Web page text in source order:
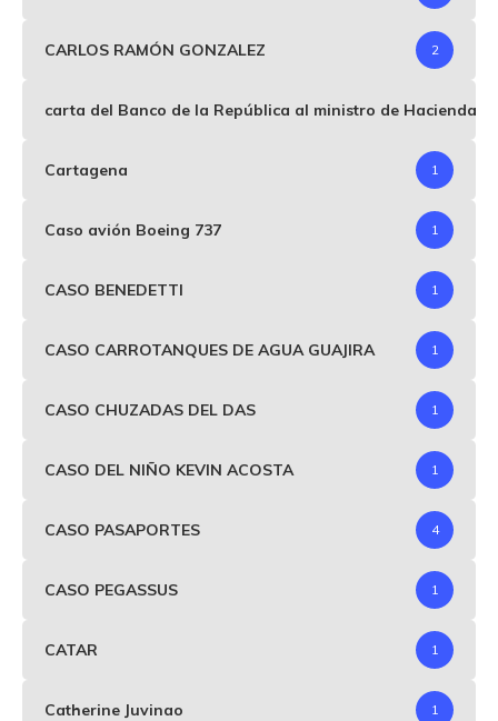
CARLOS RAMÓN GONZALEZ 2
carta del Banco de la República al ministro de Hacienda
Cartagena 1
Caso avión Boeing 737 1
CASO BENEDETTI 1
CASO CARROTANQUES DE AGUA GUAJIRA 1
CASO CHUZADAS DEL DAS 1
CASO DEL NIÑO KEVIN ACOSTA 1
CASO PASAPORTES 4
CASO PEGASSUS 1
CATAR 1
Catherine Juvinao 1